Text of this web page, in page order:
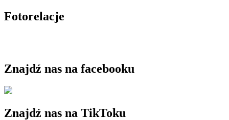
Fotorelacje
Znajdź nas na facebooku
Znajdź nas na TikToku